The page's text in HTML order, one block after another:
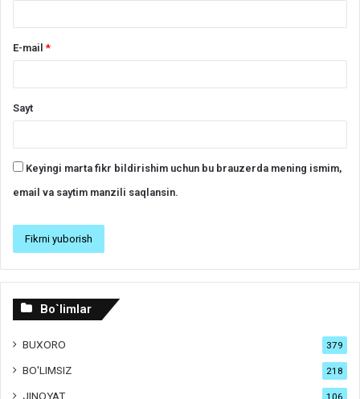
E-mail*
Sayt
Keyingi marta fikr bildirishim uchun bu brauzerda mening ismim,
email va saytim manzili saqlansin.
Bo`limlar
BUXORO 379
BO'LIMSIZ 218
JINOYAT 106